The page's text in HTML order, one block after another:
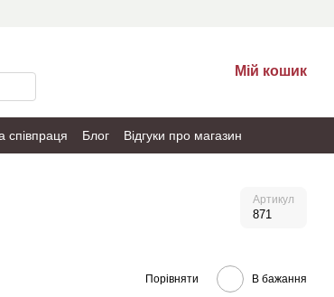
Мій кошик
співпраця Блог
Відгуки про магазин
Артикул
871
Порівняти В бажання